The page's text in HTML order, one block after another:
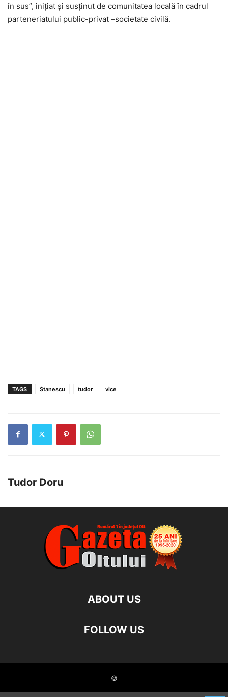
în sus”, iniţiat şi susţinut de comunitatea locală în cadrul
parteneriatului public-privat –societate civilă.
TAGS Stanescu tudor vice
Tudor Doru
ABOUT US
FOLLOW US
©